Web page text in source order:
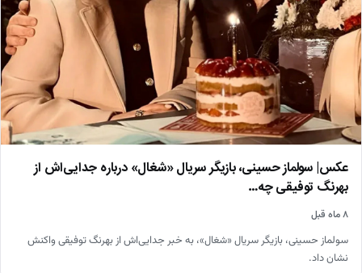
عکس| سولماز حسینی، بازیگر سریال «شغال» درباره جدایی‌اش از
بهرنگ توفیقی چه…
۸ ماه قبل
سولماز حسینی، بازیگر سریال «شغال»، به خبر جدایی‌اش از بهرنگ توفیقی واکنش
نشان داد.